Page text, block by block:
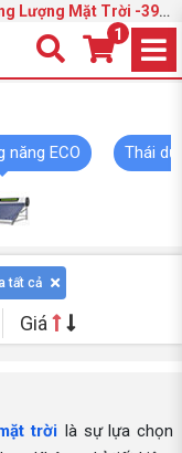
Lượng Mặt Trời -39%
1
năng ECO Thái
tất cả
Giá
trời là sự lựa chọn